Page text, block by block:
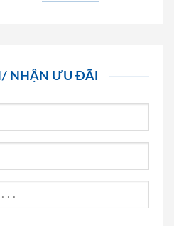
NHẬN ƯU ĐÃI